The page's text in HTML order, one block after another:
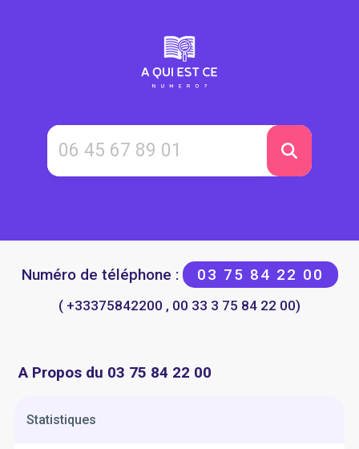
Numéro de téléphone : 03 75 84 22 00
( +33375842200 , 00 33 3 75 84 22 00)
A Propos du 03 75 84 22 00
Statistiques